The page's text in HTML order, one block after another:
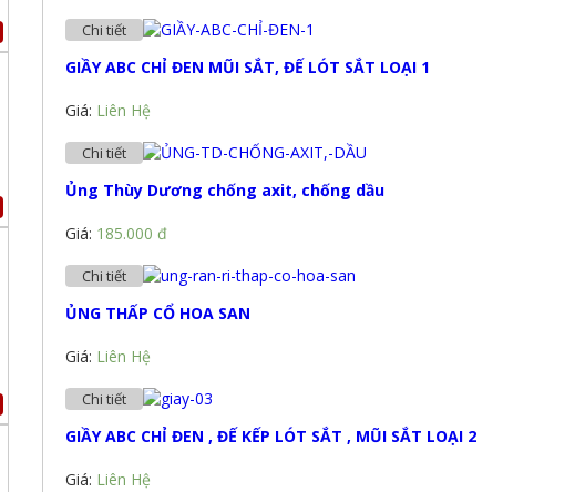
Chi tiết
GIẦY ABC CHỈ ĐEN MŨI SẮT, ĐẾ LÓT SẮT LOẠI 1
Giá: Liên Hệ
Chi tiết
Ủng Thùy Dương chống axit, chống dầu
Giá: 185.000 đ
Chi tiết
ỦNG THẤP CỔ HOA SAN
Giá: Liên Hệ
Chi tiết
GIẦY ABC CHỈ ĐEN , ĐẾ KẾP LÓT SẮT , MŨI SẮT LOẠI 2
Giá: Liên Hệ